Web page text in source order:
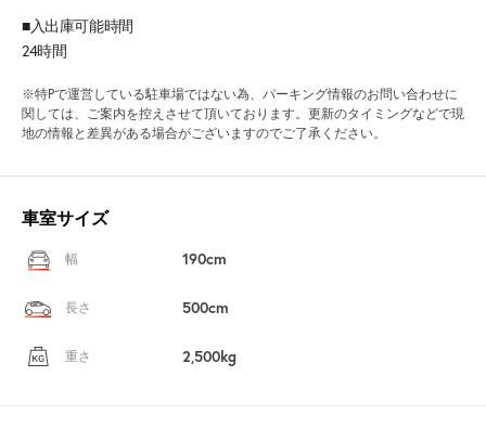
■入出庫可能時間
24時間
※特Pで運営している駐車場ではない為、パーキング情報のお問い合わせに
関しては、ご案内を控えさせて頂いております。更新のタイミングなどで現
地の情報と差異がある場合がございますのでご了承ください。
車室サイズ
幅 190cm
長さ 500cm
重さ 2,500kg